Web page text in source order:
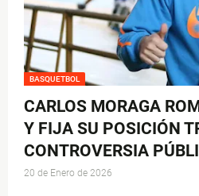
BASQUETBOL
CARLOS MORAGA
Y FIJA SU POSICIÓN
CONTROVERSIA
20 de Enero de 2026